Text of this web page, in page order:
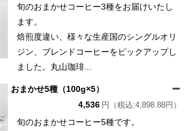
旬のおまかせコーヒー3種をお届けいたし
ます。
焙煎度違い、様々な生産国のシングルオリ
ジン、ブレンドコーヒーをピックアップし
ました。丸山珈琲...
おまかせ5種（100g×5）
4,536 円（税込:4,898.88円）
旬のおまかせコーヒー5種です。